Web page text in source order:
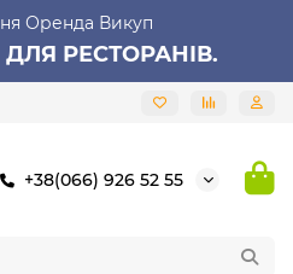
Оренда Викуп
РЕСТОРАНІВ.
+38(066) 926 52 55